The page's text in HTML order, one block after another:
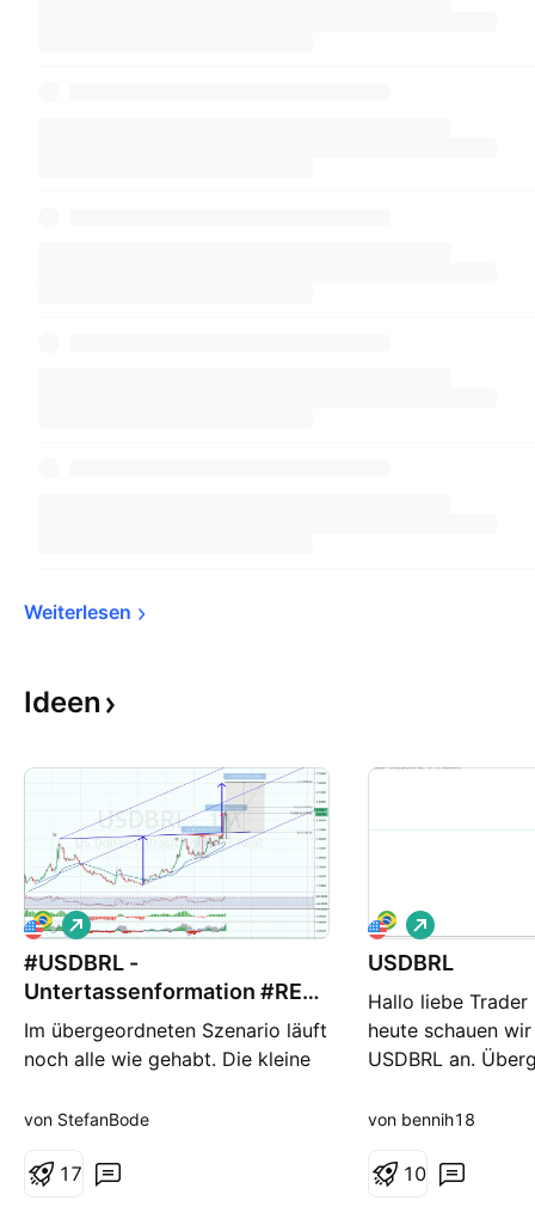
Weiterlesen
Ideen
#USDBRL -
Untertassenformation #REAL
#Brasilien
Im übergeordneten Szenario läuft
noch alle wie gehabt. Die kleine
abgearbeitet aber die große
Bewegung hinter sich.
L
o
n
von StefanBode
1 7
USDBRL
Hallo liebe Trader
heute schauen
USDBRL an.
und aktivierte die
L
o
n
von bennih18
1 0